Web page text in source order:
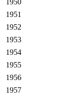
1950
1951
1952
1953
1954
1955
1956
1957